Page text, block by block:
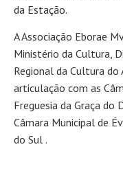
da Estação.
A Associação Eborae
Ministério da Cultura,
Regional da Cultura
articulação com as
Freguesia da Graça do
Câmara Municipal de
do Sul .